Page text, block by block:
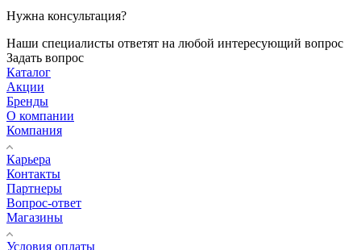
Нужна консультация?
Наши специалисты ответят на любой интересующий вопрос
Задать вопрос
Каталог
Акции
Бренды
О компании
Компания
Карьера
Контакты
Партнеры
Вопрос-ответ
Магазины
Условия оплаты